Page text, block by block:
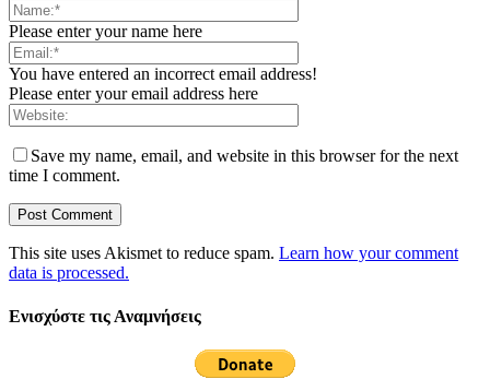
Please enter your name here
You have entered an incorrect email address!
Please enter your email address here
Save my name, email, and website in this browser for the next
time I comment.
This site uses Akismet to reduce spam. Learn how your comment
data is processed.
Ενισχύστε τις Αναμνήσεις